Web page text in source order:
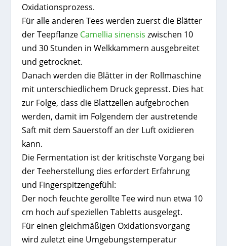
Oxidationsprozess.
Für alle anderen Tees werden zuerst die Blätter
der Teepflanze Camellia sinensis zwischen 10
und 30 Stunden in Welkkammern ausgebreitet
und getrocknet.
Danach werden die Blätter in der Rollmaschine
mit unterschiedlichem Druck gepresst. Dies hat
zur Folge, dass die Blattzellen aufgebrochen
werden, damit im Folgendem der austretende
Saft mit dem Sauerstoff an der Luft oxidieren
kann.
Die Fermentation ist der kritischste Vorgang bei
der Teeherstellung dies erfordert Erfahrung
und Fingerspitzengefühl:
Der noch feuchte gerollte Tee wird nun etwa 10
cm hoch auf speziellen Tabletts ausgelegt.
Für einen gleichmäßigen Oxidationsvorgang
wird zuletzt eine Umgebungstemperatur